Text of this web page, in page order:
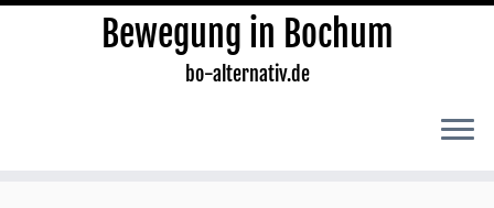
Bewegung in Bochum
bo-alternativ.de